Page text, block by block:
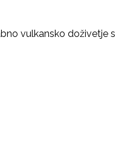
vulkansko doživetje s